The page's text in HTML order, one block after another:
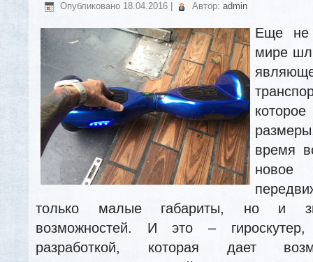
Опубликовано 18.04.2016 Автор: admin
Еще не
мире
время
только малые габариты, но и
возможностей. И это –
разработкой, которая дает